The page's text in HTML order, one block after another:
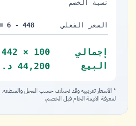
نسبة الخصم
السعر الفعلي 448 - 6 =
إجمالي
البيع
100 × 442 =
44,200 درهم
44,200 د.إ
* الأسعار تقريبية وقد تختلف حسب المحل
لمعرفة القيمة الخام قبل الخصم.